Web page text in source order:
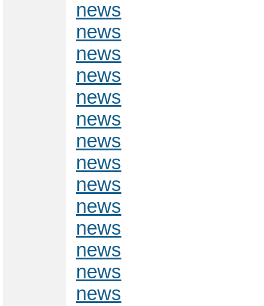
news
news
news
news
news
news
news
news
news
news
news
news
news
news